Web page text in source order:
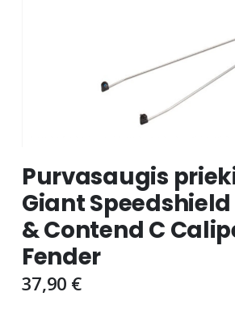
to
the
beginning
of
the
images
gallery
Purvasaugis
Giant
& Contend C
Fender
37,90 €